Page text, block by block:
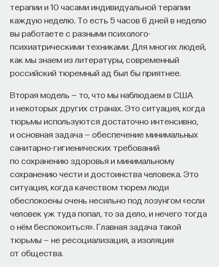
терапии и 10 часами индивидуальной терапии
каждую неделю. То есть 5 часов 6 дней в неделю
вы работаете с разными психолого-
психиатрическими техниками. Для многих людей,
как мы знаем из литературы, современный
российский тюремный ад был бы приятнее.
Вторая модель — то, что мы наблюдаем в США
и некоторых других странах. Это ситуация, когда
тюрьмы используются достаточно интенсивно,
и основная задача — обеспечение минимальных
санитарно-гигиенических требований
по сохранению здоровья и минимальному
сохранению чести и достоинства человека. Это
ситуация, когда качеством тюрем люди
обеспокоены очень несильно под лозунгом «если
человек уж туда попал, то за дело, и нечего тогда
о нём беспокоиться». Главная задача такой
тюрьмы — не ресоциализация, а изоляция
от общества.
проявиться через несколько лет. Ключевой
эффект образования не раскрывается в тот
момент, когда выпускник выходит на работу, —
тогда все только начинается. Дальше человек
адаптируется и еще много лет пользуется тем,
что получил в университете. Если задуматься, как
речь идет не о нескольких годах,
а о десятилетиях».
У университета четыре цели
«Мы выделили четыре идеологии образования.
Первая — развитие и трансляция
дисциплинарного знания, где в центре находится
само знание, а не человек и не рынок труда.
Вторая — формирование определенного типа
человека, например человека, способного
к сложному мышлению. Третья — развитие
общества, вклад в то, каким оно будет.
«Эта социальная моногамия совершенно
не коррелирует с сексуальной. … Самцы склонны
к дезертирству, и никто не отменял у моногамных
самцов тенденций к множественным
спариваниям, так как это увеличивает
их репродуктивный успех», — говорит
заведующий лабораторией популяционной
экологии Института проблем экологии и эволюции
имени А. Н. Северцова РАН Андрей Чабовский.
О «гормоне моногамии» и теории конфликта полов
Любовь без секса реальна
Никто не сомневается в существовании секса
без любви, однако верно и обратное. Философ
Аарон Бен-Зеев утверждает, что нет четкой
грани между романтической любовью
и сексуальным желанием, а отождествлять эти
категории неправильно. Он